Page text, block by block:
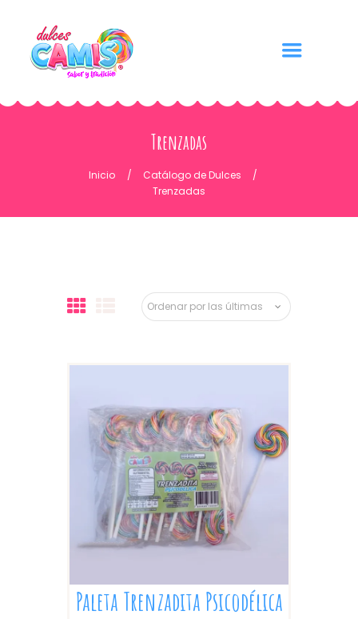
Trenzadas
Inicio
Catálogo de Dulces
Trenzadas
Paleta Trenzadita Psicodélica